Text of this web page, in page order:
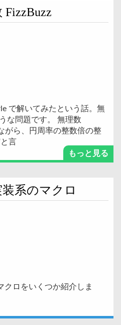
FizzBuzz
で解いてみたという話。無
な問題です。 無理数
がら、円周率の整数倍の整
言
もっと見る
系のマクロ
クロをいくつか紹介しま